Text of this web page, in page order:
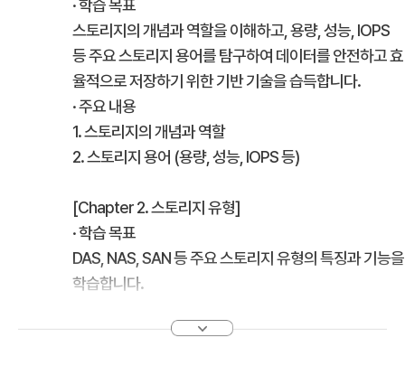
· 학습 목표
스토리지의 개념과 역할을 이해하고, 용량, 성능, IOPS
등 주요 스토리지 용어를 탐구하여 데이터를 안전하고 효
율적으로 저장하기 위한 기반 기술을 습득합니다.
· 주요 내용
1. 스토리지의 개념과 역할
2. 스토리지 용어 (용량, 성능, IOPS 등)
[Chapter 2. 스토리지 유형]
· 학습 목표
DAS, NAS, SAN 등 주요 스토리지 유형의 특징과 기능을
학습합니다.
1. 주요 스토리지 유형 (DAS, NAS, SAN)